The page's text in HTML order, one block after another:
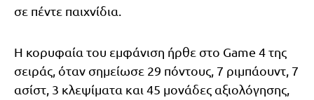
σε πέντε παιχνίδια.
Η κορυφαία του εμφάνιση ήρθε στο Game 4 της
σειράς, όταν σημείωσε 29 πόντους, 7 ριμπάουντ, 7
ασίστ, 3 κλεψίματα και 45 μονάδες αξιολόγησης,